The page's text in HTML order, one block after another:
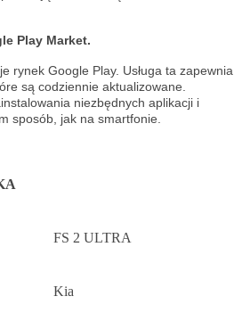
Play Market.
rynek Google Play. Usługa ta zapewnia
są codziennie aktualizowane.
niezbędnych aplikacji i
sposób, jak na smartfonie.
FS 2 ULTRA
Kia